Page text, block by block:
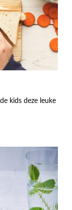
kids deze leuke